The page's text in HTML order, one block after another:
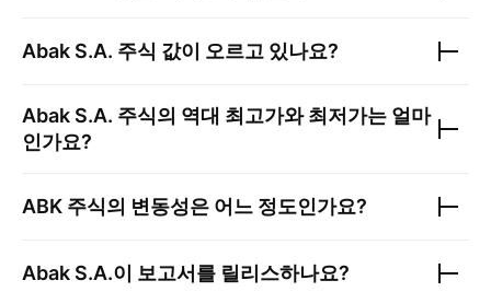
Abak S.A. 주식 값이 오르고 있나요?
Abak S.A. 주식의 역대 최고가와 최저가는 얼마
인가요?
ABK 주식의 변동성은 어느 정도인가요?
Abak S.A.이 보고서를 릴리스하나요?